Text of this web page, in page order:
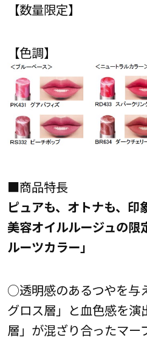
【数量限定】
【色調】
■商品特長
ピュアも、オトナも、印
美容オイルルージュの限
ルーツカラー」
○透明感のあるつやを与
グロス層」と血色感を演
層」が混ざり合ったマー